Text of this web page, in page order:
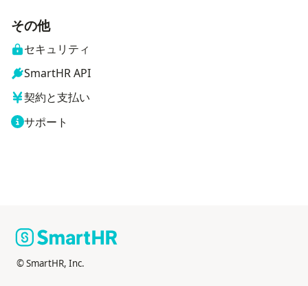
その他
セキュリティ
SmartHR API
契約と支払い
サポート
© SmartHR, Inc.